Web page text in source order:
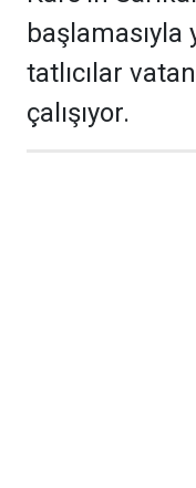
tatlıcılar
çalışıyor.